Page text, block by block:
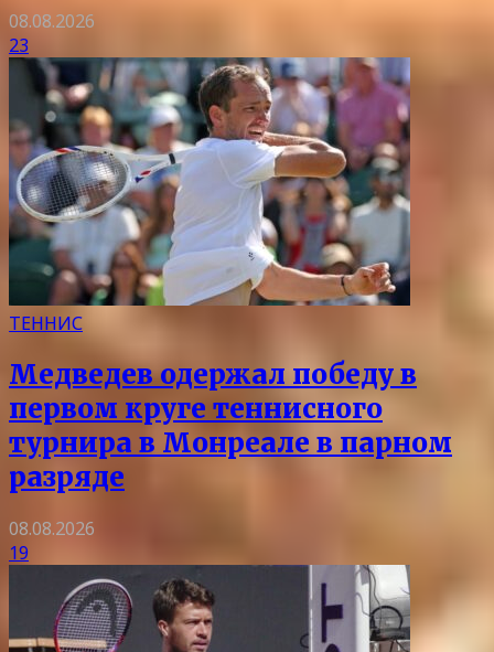
08.08.2026
23
ТЕННИС
Медведев одержал победу в
первом круге теннисного
турнира в Монреале в парном
разряде
08.08.2026
19